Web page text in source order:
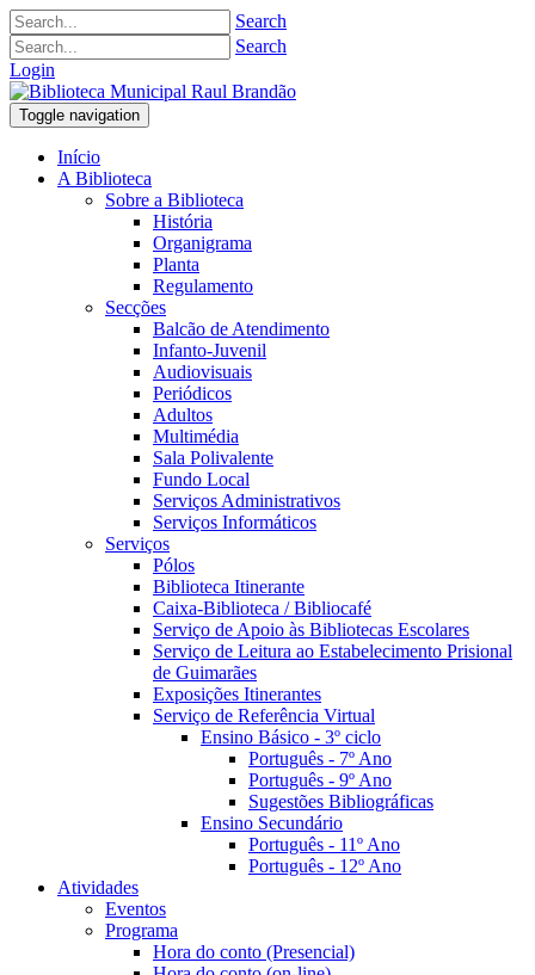
Search
Search
Login
Toggle navigation
Início
A Biblioteca
Sobre a Biblioteca
História
Organigrama
Planta
Regulamento
Secções
Balcão de Atendimento
Infanto-Juvenil
Audiovisuais
Periódicos
Adultos
Multimédia
Sala Polivalente
Fundo Local
Serviços Administrativos
Serviços Informáticos
Serviços
Pólos
Biblioteca Itinerante
Caixa-Biblioteca / Bibliocafé
Serviço de Apoio às Bibliotecas Escolares
Serviço de Leitura ao Estabelecimento Prisional
de Guimarães
Exposições Itinerantes
Serviço de Referência Virtual
Ensino Básico - 3º ciclo
Português - 7º Ano
Português - 9º Ano
Sugestões Bibliográficas
Ensino Secundário
Português - 11º Ano
Português - 12º Ano
Atividades
Eventos
Programa
Hora do conto (Presencial)